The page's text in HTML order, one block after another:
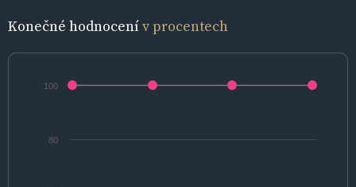
Konečné hodnocenív procentech
80
100